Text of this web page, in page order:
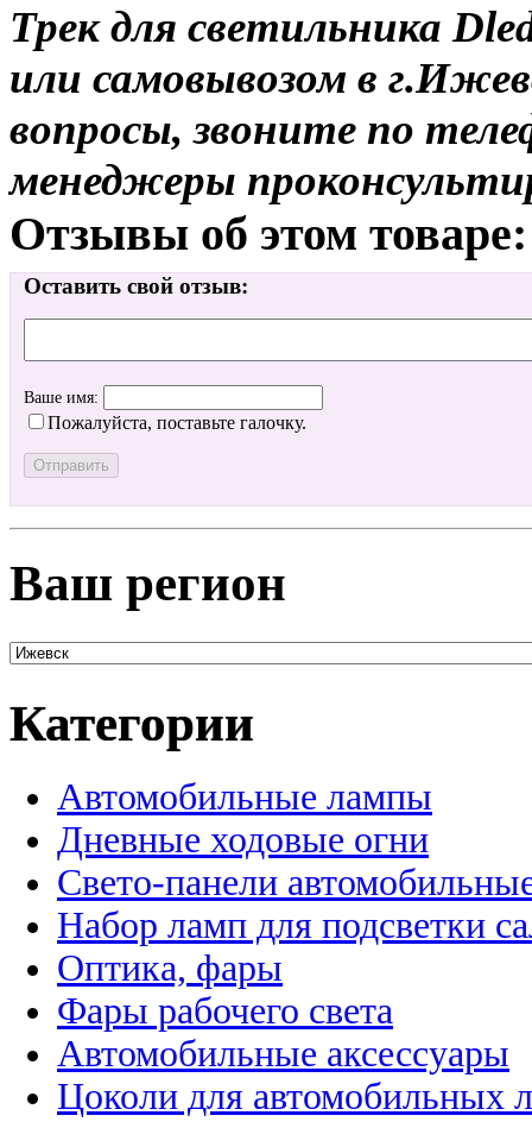
Трек для светильника
или самовывозом в
вопросы, звоните по
менеджеры
Отзывы об этом товаре:
Оставить свой отзыв:
Ваше имя:
Пожалуйста, поставьте галочку.
Ваш регион
Категории
Автомобильные лампы
Дневные ходовые огни
Свето-панели
Набор ламп для подсветки
Оптика, фары
Фары рабочего света
Автомобильные аксессуары
Цоколи для автомобильных